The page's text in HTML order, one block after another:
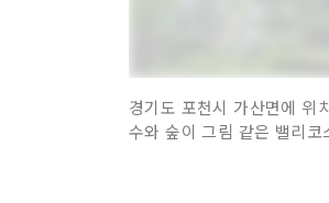
경기도 포천시 가산면에 위
수와 숲이 그림 같은 밸리